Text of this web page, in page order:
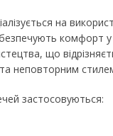
на
комфорт
що
та неповторним
застосовуються: